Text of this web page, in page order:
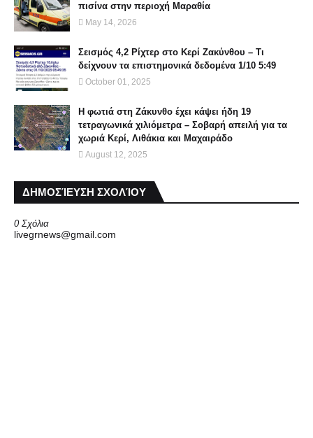
πισίνα στην περιοχή Μαραθία
May 14, 2026
Σεισμός 4,2 Ρίχτερ στο Κερί Ζακύνθου – Τι
δείχνουν τα επιστημονικά δεδομένα 1/10 5:49
October 01, 2025
Η φωτιά στη Ζάκυνθο έχει κάψει ήδη 19
τετραγωνικά χιλιόμετρα – Σοβαρή απειλή για τα
χωριά Κερί, Λιθάκια και Μαχαιράδο
August 12, 2025
ΔΗΜΟΣΊΕΥΣΗ ΣΧΟΛΊΟΥ
0 Σχόλια
livegrnews@gmail.com